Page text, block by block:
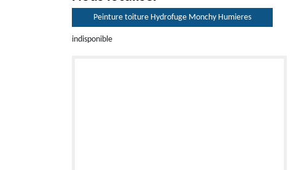
Peinture toiture Hydrofuge Monchy Humieres
indisponible